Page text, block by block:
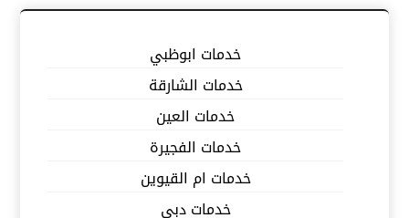
خدمات ابوظبي
خدمات الشارقة
خدمات العين
خدمات الفجيرة
خدمات ام القيوين
خدمات دبي